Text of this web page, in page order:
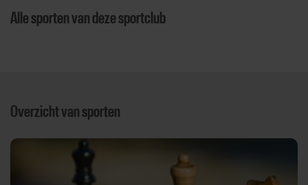
Alle sporten van deze sportclub
Overzicht van sporten